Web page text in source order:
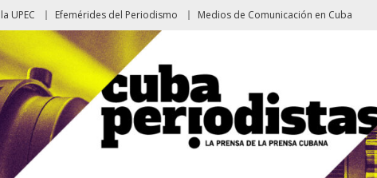
UPEC Efemérides del Periodismo Medios de Comunicación en Cuba